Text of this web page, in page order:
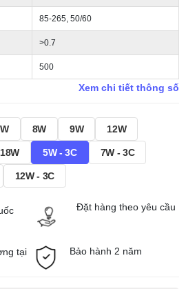
85-265, 50/60
>0.7
500
Xem chi tiết thông số
8W 9W 12W
18W 5W - 3C 7W - 3C
12W - 3C
Đặt hàng theo yêu cầu
tại
Bảo hành 2 năm